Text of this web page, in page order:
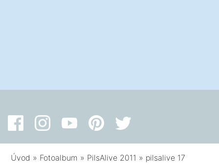
Úvod » Fotoalbum » PilsAlive 2011 » pilsalive 17